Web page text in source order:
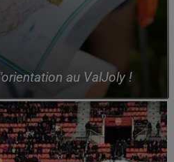
au ValJoly !